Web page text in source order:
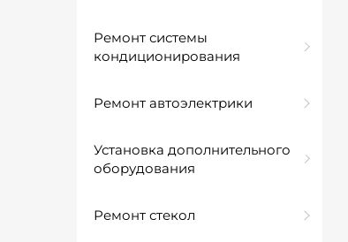
Ремонт системы
кондиционирования
Ремонт автоэлектрики
Установка дополнительного
оборудования
Ремонт стекол